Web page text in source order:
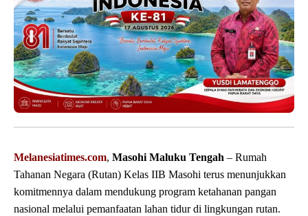
Melanesiatimes.com, Masohi Maluku Tengah – Rumah
Tahanan Negara (Rutan) Kelas IIB Masohi terus menunjukkan
komitmennya dalam mendukung program ketahanan pangan
nasional melalui pemanfaatan lahan tidur di lingkungan rutan.